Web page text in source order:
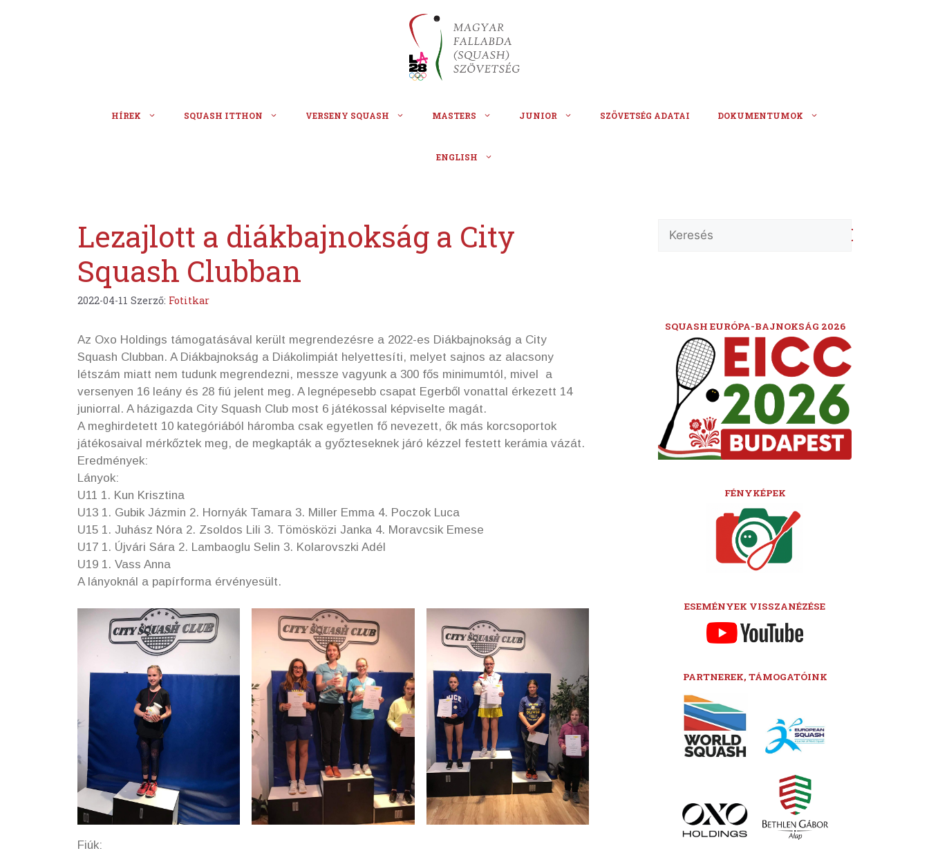
HÍREK SQUASH ITTHON VERSENY SQUASH MASTERS JUNIOR SZÖVETSÉG ADATAI DOKUMENTUMOK
ENGLISH
Lezajlott a diákbajnokság a City
Squash Clubban
2022-04-11 Szerző: Fotitkar
Az Oxo Holdings támogatásával került megrendezésre a 2022-es Diákbajnokság a City
Squash Clubban. A Diákbajnokság a Diákolimpiát helyettesíti, melyet sajnos az alacsony
létszám miatt nem tudunk megrendezni, messze vagyunk a 300 fős minimumtól, mivel a
versenyen 16 leány és 28 fiú jelent meg. A legnépesebb csapat Egerből vonattal érkezett 14
juniorral. A házigazda City Squash Club most 6 játékossal képviselte magát.
A meghirdetett 10 kategóriából háromba csak egyetlen fő nevezett, ők más korcsoportok
játékosaival mérkőztek meg, de megkapták a győzteseknek járó kézzel festett kerámia vázát.
Eredmények:
Lányok:
U11 1. Kun Krisztina
U13 1. Gubik Jázmin 2. Hornyák Tamara 3. Miller Emma 4. Poczok Luca
U15 1. Juhász Nóra 2. Zsoldos Lili 3. Tömösközi Janka 4. Moravcsik Emese
U17 1. Újvári Sára 2. Lambaoglu Selin 3. Kolarovszki Adél
U19 1. Vass Anna
A lányoknál a papírforma érvényesült.
Fiúk:
SQUASH EURÓPA-BAJNOKSÁG 2026
FÉNYKÉPEK
ESEMÉNYEK VISSZANÉZÉSE
PARTNEREK, TÁMOGATÓINK